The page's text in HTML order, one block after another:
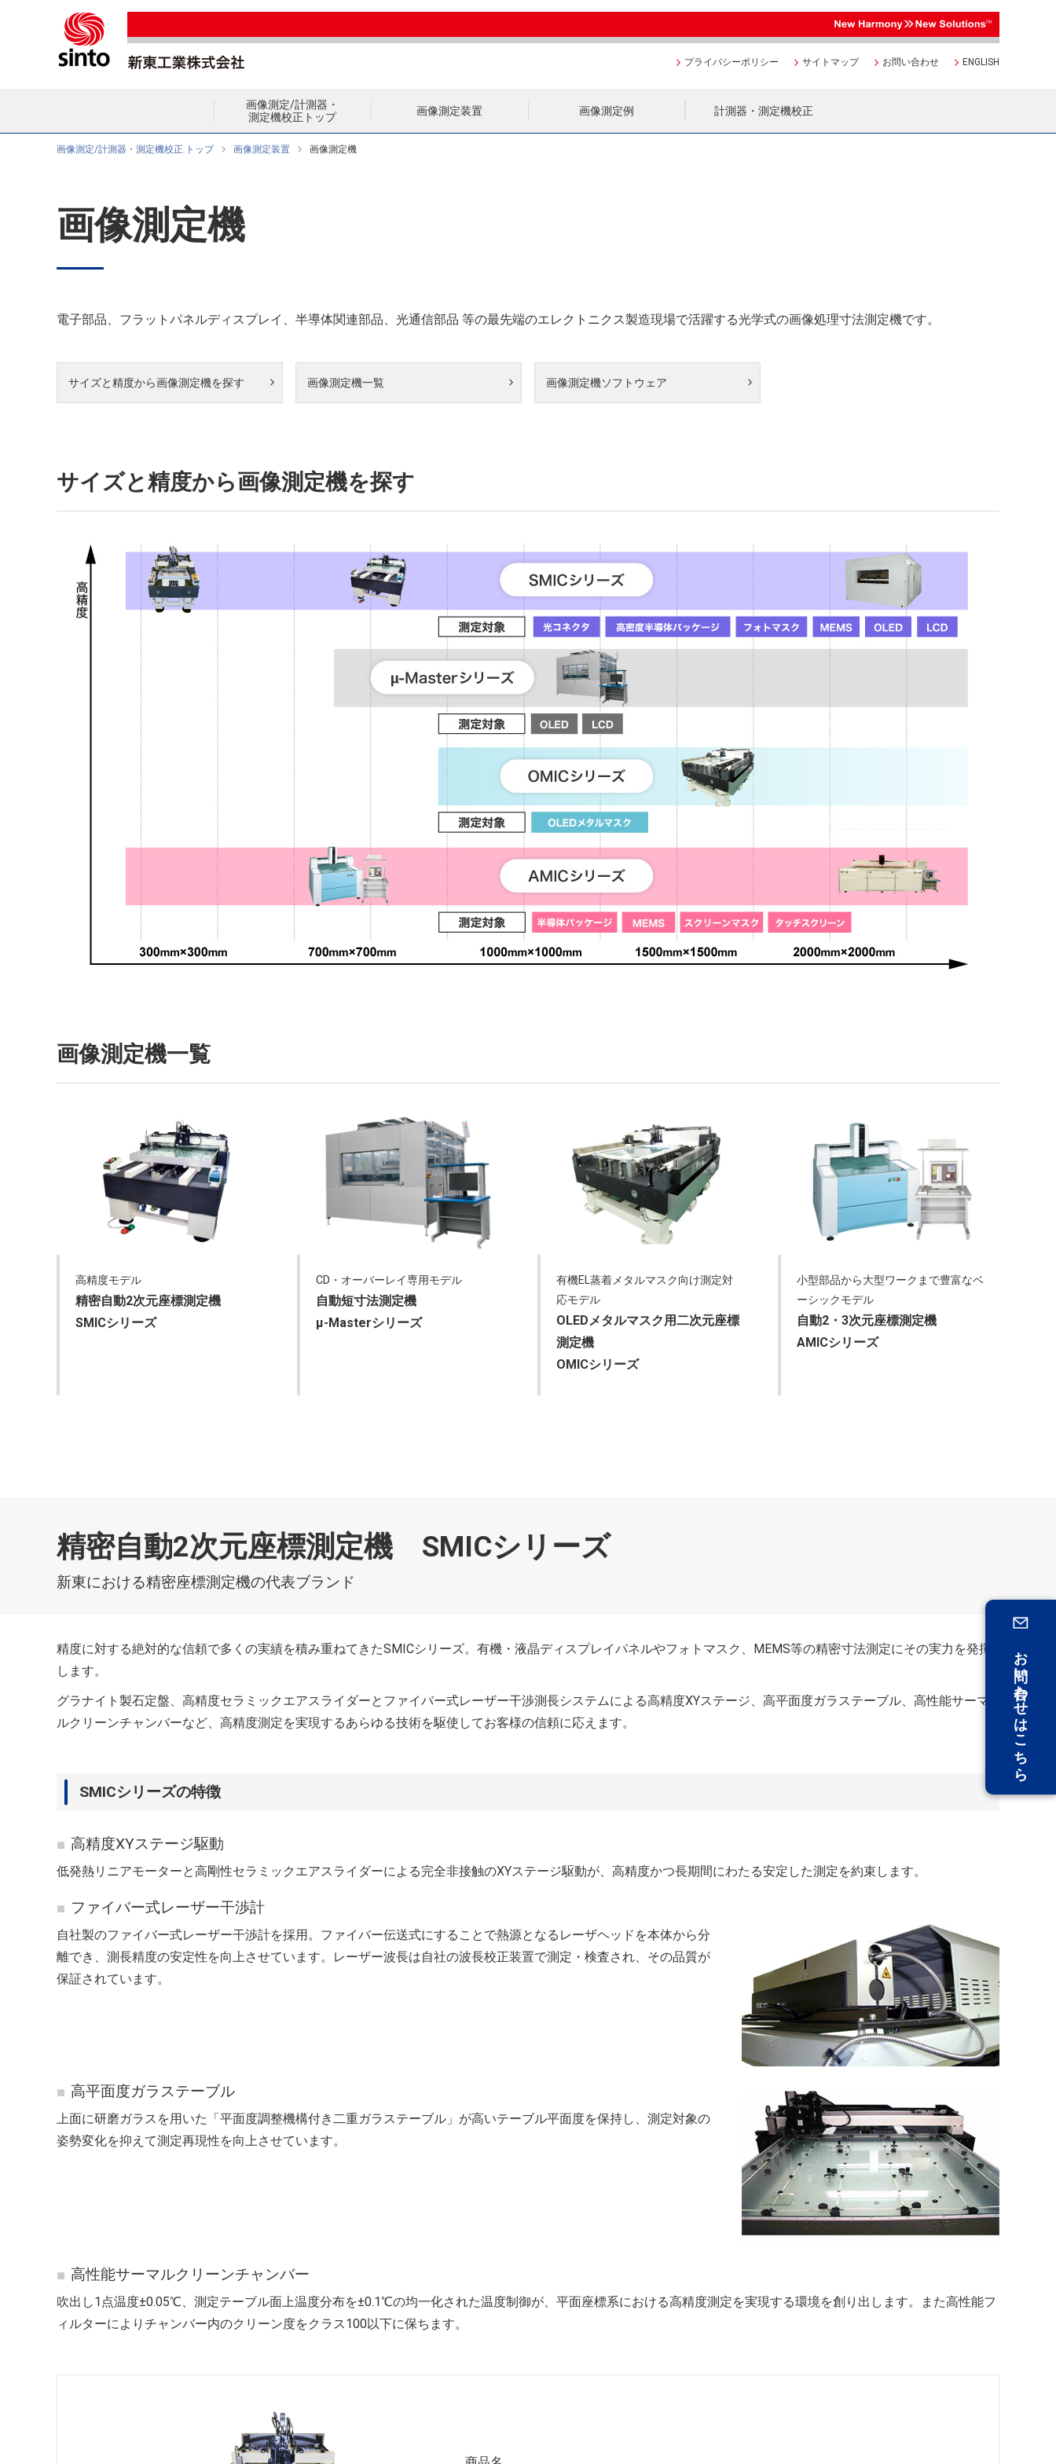
プライバシーポリシー サイトマップ お問い合わせ ENGLISH
画像測定/計測器・
測定機校正トップ
画像測定装置 画像測定例 計測器・測定機校正
画像測定/計測器・測定機校正 トップ 画像測定装置 画像測定機
画像測定機
電子部品、フラットパネルディスプレイ、半導体関連部品、光通信部品 等の最先端のエレクトニクス製造現場で活躍する光学式の画像処理寸法測定機です。
サイズと精度から画像測定機を探す 画像測定機一覧 画像測定機ソフトウェア
サイズと精度から画像測定機を探す
画像測定機一覧
高精度モデル
精密自動2次元座標測定機
SMICシリーズ
CD・オーバーレイ専用モデル
自動短寸法測定機
µ-Masterシリーズ
有機EL蒸着メタルマスク向け測定対
応モデル
OLEDメタルマスク用二次元座標
測定機
OMICシリーズ
小型部品から大型ワークまで豊富なベ
ーシックモデル
自動2・3次元座標測定機
AMICシリーズ
精密自動2次元座標測定機 SMICシリーズ
新東における精密座標測定機の代表ブランド
精度に対する絶対的な信頼で多くの実績を積み重ねてきたSMICシリーズ。有機・液晶ディスプレイパネルやフォトマスク、MEMS等の精密寸法測定にその実力を発揮
します。
グラナイト製石定盤、高精度セラミックエアスライダーとファイバー式レーザー干渉測長システムによる高精度XYステージ、高平面度ガラステーブル、高性能サーマ
ルクリーンチャンバーなど、高精度測定を実現するあらゆる技術を駆使してお客様の信頼に応えます。
SMICシリーズの特徴
高精度XYステージ駆動
低発熱リニアモーターと高剛性セラミックエアスライダーによる完全非接触のXYステージ駆動が、高精度かつ長期間にわたる安定した測定を約束します。
ファイバー式レーザー干渉計
自社製のファイバー式レーザー干渉計を採用。ファイバー伝送式にすることで熱源となるレーザヘッドを本体から分
離でき、測長精度の安定性を向上させています。レーザー波長は自社の波長校正装置で測定・検査され、その品質が
保証されています。
高平面度ガラステーブル
上面に研磨ガラスを用いた「平面度調整機構付き二重ガラステーブル」が高いテーブル平面度を保持し、測定対象の
姿勢変化を抑えて測定再現性を向上させています。
高性能サーマルクリーンチャンバー
吹出し1点温度±0.05℃、測定テーブル面上温度分布を±0.1℃の均一化された温度制御が、平面座標系における高精度測定を実現する環境を創り出します。また高性能フ
ィルターによりチャンバー内のクリーン度をクラス100以下に保ちます。
お問い合わせはこちら